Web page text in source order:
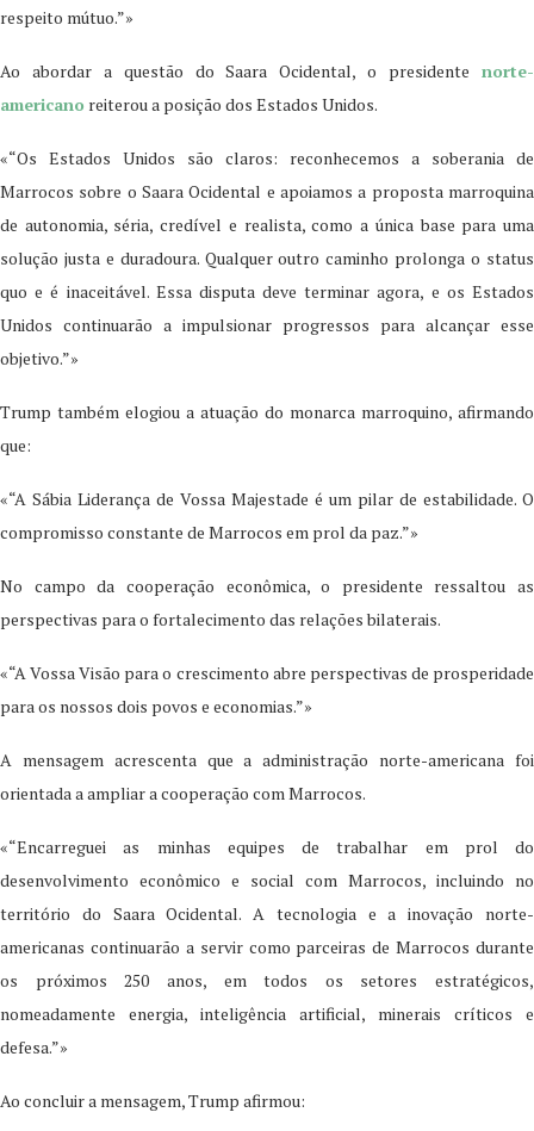
respeito mútuo.”»
Ao abordar a questão do Saara Ocidental, o presidente norte-
americano reiterou a posição dos Estados Unidos.
«“Os Estados Unidos são claros: reconhecemos a soberania de
Marrocos sobre o Saara Ocidental e apoiamos a proposta marroquina
de autonomia, séria, credível e realista, como a única base para uma
solução justa e duradoura. Qualquer outro caminho prolonga o status
quo e é inaceitável. Essa disputa deve terminar agora, e os Estados
Unidos continuarão a impulsionar progressos para alcançar esse
objetivo.”»
Trump também elogiou a atuação do monarca marroquino, afirmando
que:
«“A Sábia Liderança de Vossa Majestade é um pilar de estabilidade. O
compromisso constante de Marrocos em prol da paz.”»
No campo da cooperação econômica, o presidente ressaltou as
perspectivas para o fortalecimento das relações bilaterais.
«“A Vossa Visão para o crescimento abre perspectivas de prosperidade
para os nossos dois povos e economias.”»
A mensagem acrescenta que a administração norte-americana foi
orientada a ampliar a cooperação com Marrocos.
«“Encarreguei as minhas equipes de trabalhar em prol do
desenvolvimento econômico e social com Marrocos, incluindo no
território do Saara Ocidental. A tecnologia e a inovação norte-
americanas continuarão a servir como parceiras de Marrocos durante
os próximos 250 anos, em todos os setores estratégicos,
nomeadamente energia, inteligência artificial, minerais críticos e
defesa.”»
Ao concluir a mensagem, Trump afirmou: